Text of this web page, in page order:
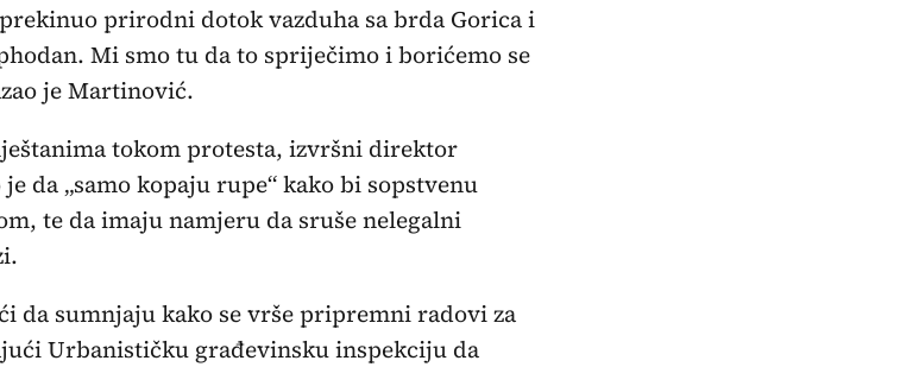
prirodni dotok vazduha sa brda Gorica i
Mi smo tu da to spriječimo i borićemo se
je Martinović.
tokom protesta, izvršni direktor
da „samo kopaju rupe“ kako bi sopstvenu
te da imaju namjeru da sruše nelegalni
da sumnjaju kako se vrše pripremni radovi za
Urbanističku građevinsku inspekciju da